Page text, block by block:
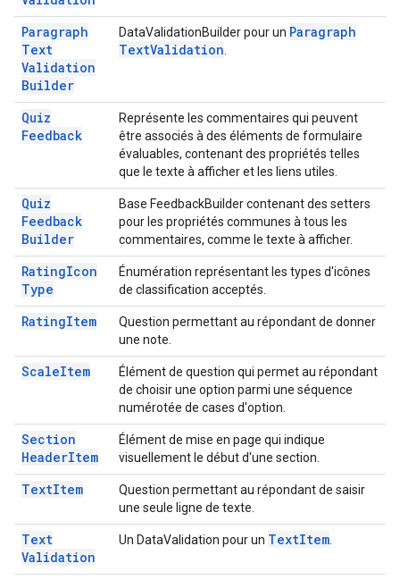
Paragraph
Text
Validation
Builder
DataValidationBuilder pour un Paragraph
TextValidation
Quiz
Feedback
Représente les commentaires qui peuvent
être associés à des éléments de formulaire
évaluables, contenant des propriétés telles
que le texte à afficher et les liens utiles.
Quiz
Feedback
Builder
Base FeedbackBuilder contenant des setters
pour les propriétés communes à tous les
commentaires, comme le texte à afficher.
RatingIcon
Type
Énumération représentant les types d'icônes
de classification acceptés.
RatingItem
Question permettant au répondant de donner
une note.
ScaleItem
Élément de question qui permet au répondant
de choisir une option parmi une séquence
numérotée de cases d'option.
Section
HeaderItem
Élément de mise en page qui indique
visuellement le début d'une section.
TextItem
Question permettant au répondant de saisir
une seule ligne de texte.
Text
Validation
Un DataValidation pour un TextItem